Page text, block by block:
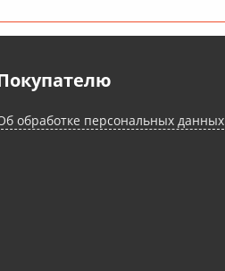
обработке персональных данных